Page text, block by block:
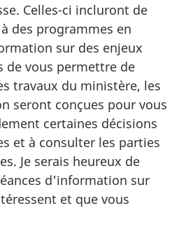
Celles-ci incluront de
des programmes en
sur des enjeux
de vous permettre de
travaux du ministère, les
seront conçues pour vous
certaines décisions
et à consulter les parties
Je serais heureux de
d'information sur
et que vous